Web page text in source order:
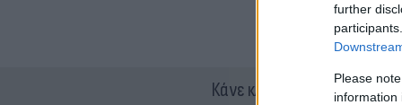
further
Please
information
Κάνε κλικ και δες